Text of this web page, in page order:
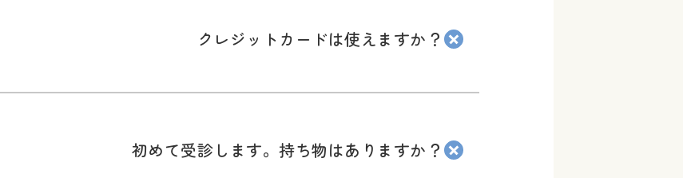
クレジットカードは使えますか？
初めて受診します。持ち物はありますか？